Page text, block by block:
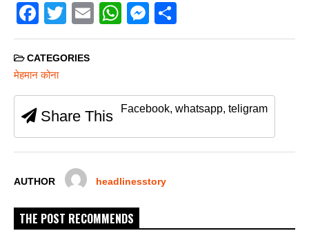
F
a
c
e
b
o
o
T
wi
tt
E
m
W
h
A
p
M
e
n
er
h
CATEGORIES
मेहमान कोना
Share This Facebook, whatsapp, teligram
AUTHOR headlinesstory
THE POST RECOMMENDS